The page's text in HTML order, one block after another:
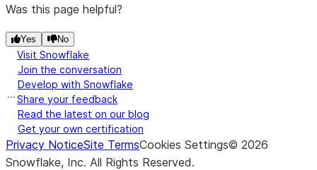
Was this page helpful?
Yes No
Visit Snowflake
Join the conversation
Develop with Snowflake
Share your feedback
Read the latest on our blog
Get your own certification
Privacy NoticeSite TermsCookies Settings© 2026
Snowflake, Inc. All Rights Reserved.